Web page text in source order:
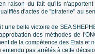
raison du fait qu'ils
d'actes de "piraterie" au
une belle victoire de SEA
des méthodes de
de la compétence des Etats et
pas arrêtés à cette